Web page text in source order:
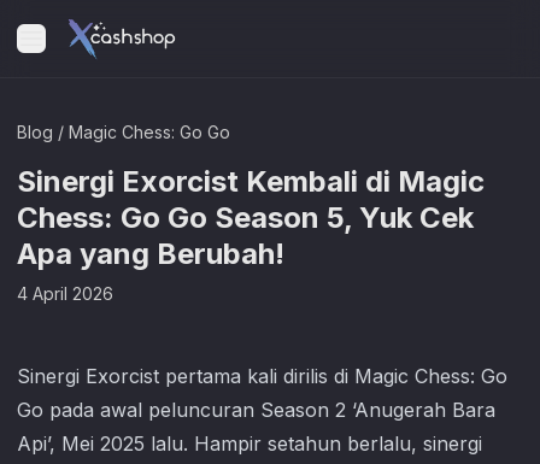
Blog / Magic Chess: Go Go
Sinergi Exorcist Kembali di Magic
Chess: Go Go Season 5, Yuk Cek
Apa yang Berubah!
4 April 2026
Sinergi Exorcist pertama kali dirilis di Magic Chess: Go
Go pada awal peluncuran Season 2 ‘Anugerah Bara
Api’, Mei 2025 lalu. Hampir setahun berlalu, sinergi